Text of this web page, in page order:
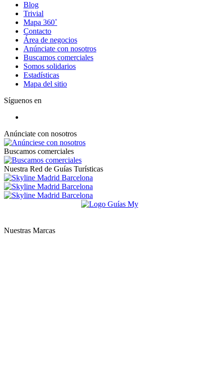
Blog
Trivial
Mapa 360˚
Contacto
Área de negocios
Anúnciate con nosotros
Buscamos comerciales
Somos solidarios
Estadísticas
Mapa del sitio
Síguenos en
Anúnciate con nosotros
Buscamos comerciales
Nuestra Red de Guías Turísticas
Nuestras Marcas